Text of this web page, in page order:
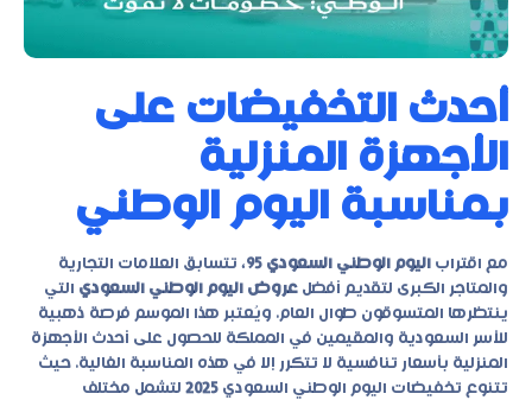
أحدث التخفيضات على
الأجهزة المنزلية
بمناسبة اليوم الوطني
مع اقتراب اليوم الوطني السعودي 95
، تتسابق العلامات التجارية
والمتاجر الكبرى لتقديم أفضل عروض اليوم الوطني السعودي التي
ينتظرها المتسوقون طوال العام. ويُعتبر هذا الموسم فرصة ذهبية
للأسر السعودية والمقيمين في المملكة للحصول على أحدث الأجهزة
المنزلية بأسعار تنافسية لا تتكرر إلا في هذه المناسبة الغالية. حيث
تتنوع تخفيضات اليوم الوطني السعودي 2025 لتشمل مختلف